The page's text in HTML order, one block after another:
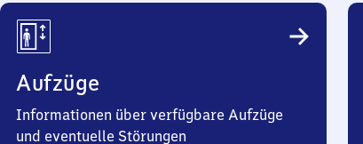
Aufzüge
Informationen über verfügbare Aufzüge
und eventuelle Störungen